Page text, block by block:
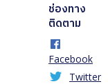
ช่องทาง
ติดตาม
Facebook
Twitter